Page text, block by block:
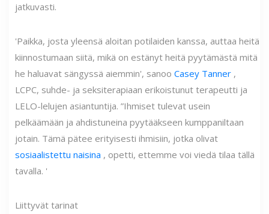
jatkuvasti.
'Paikka, josta yleensä aloitan potilaiden kanssa, auttaa heitä
kiinnostumaan siitä, mikä on estänyt heitä pyytämästä mitä
he haluavat sängyssä aiemmin', sanoo Casey Tanner ,
LCPC, suhde- ja seksiterapiaan erikoistunut terapeutti ja
LELO-lelujen asiantuntija. ”Ihmiset tulevat usein
pelkäämään ja ahdistuneina pyytääkseen kumppaniltaan
jotain. Tämä pätee erityisesti ihmisiin, jotka olivat
sosiaalistettu naisina , opetti, ettemme voi viedä tilaa tällä
tavalla. '
Liittyvät tarinat